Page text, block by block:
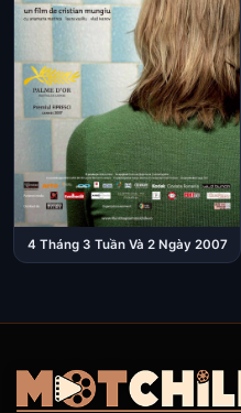
4 Tháng 3 Tuần Và 2 Ngày 2007